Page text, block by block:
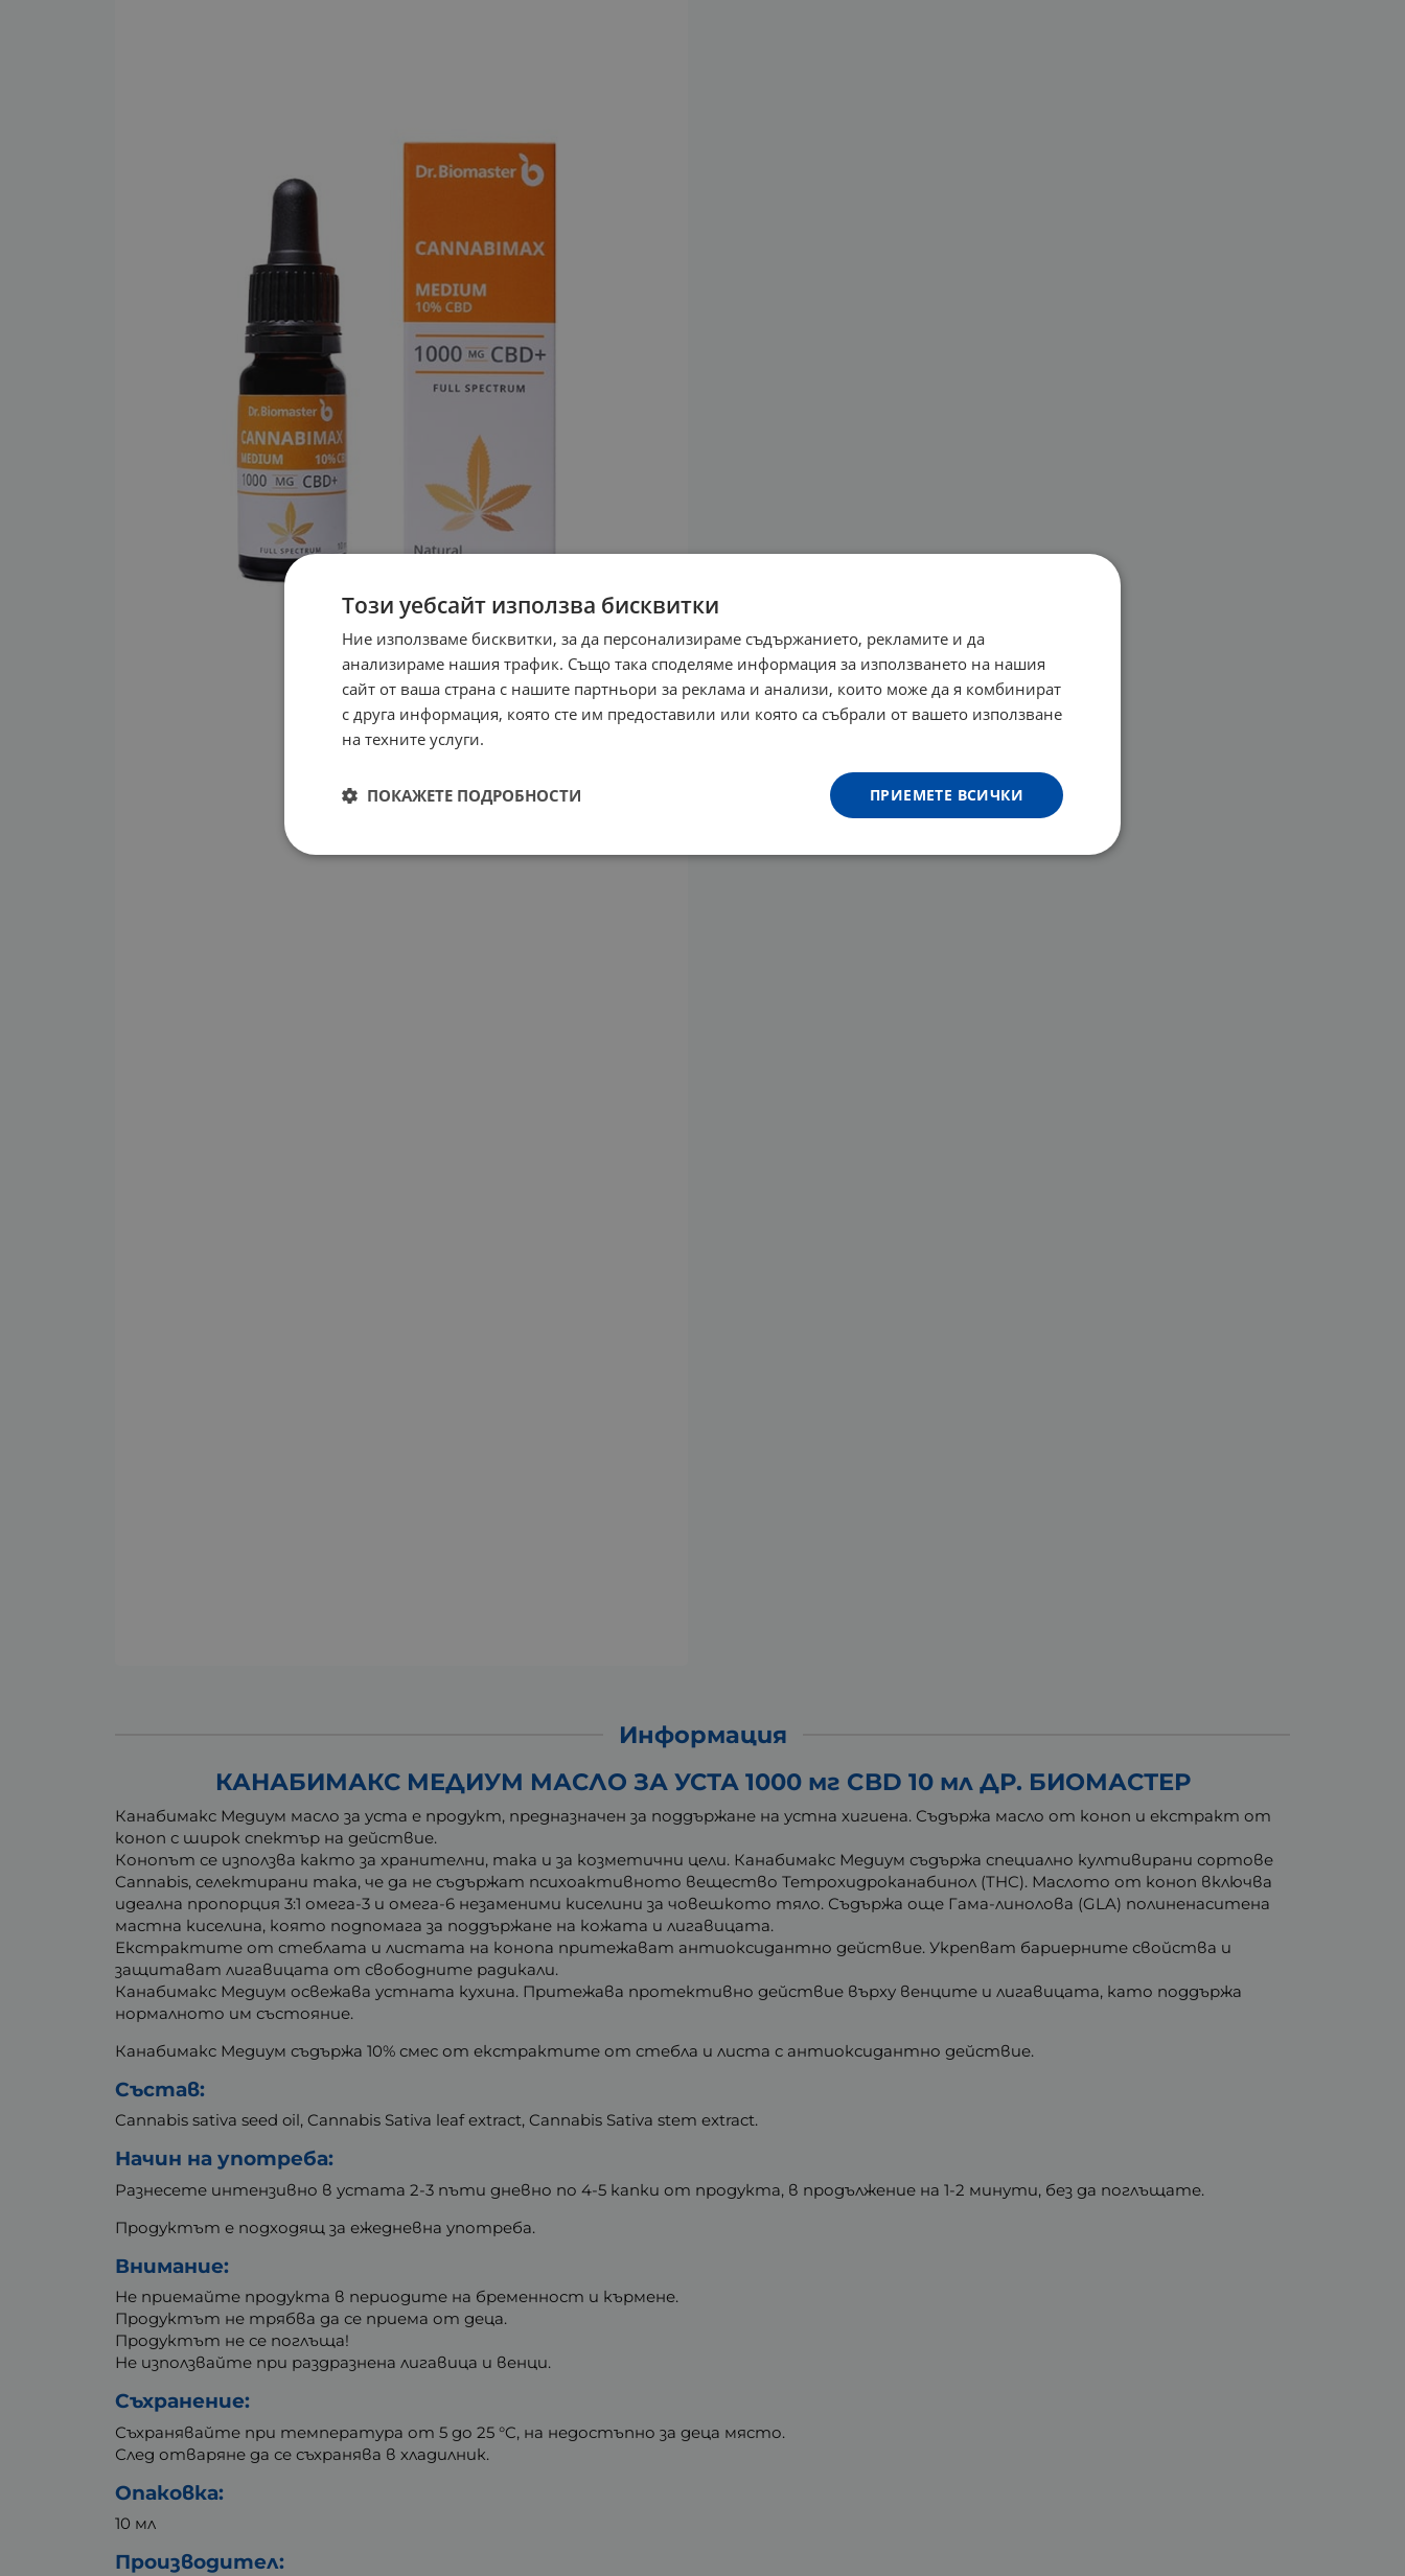
Информация
КАНАБИМАКС МЕДИУМ МАСЛО ЗА УСТА 1000 мг CBD 10 мл ДР. БИОМАСТЕР
Канабимакс Медиум масло за уста е продукт, предназначен за поддържане на устна хигиена. Съдържа масло от коноп и екстракт от
коноп с широк спектър на действие.
Конопът се използва както за хранителни, така и за козметични цели. Канабимакс Медиум съдържа специално култивирани сортове
Cannabis, селектирани така, че да не съдържат психоактивното вещество Тетрохидроканабинол (THC). Маслото от коноп включва
идеална пропорция 3:1 омега-3 и омега-6 незаменими киселини за човешкото тяло. Съдържа още Гама-линолова (GLA) полиненаситена
мастна киселина, която подпомага за поддържане на кожата и лигавицата.
Екстрактите от стеблата и листата на конопа притежават антиоксидантно действие. Укрепват бариерните свойства и
защитават лигавицата от свободните радикали.
Канабимакс Медиум освежава устната кухина. Притежава протективно действие върху венците и лигавицата, като поддържа
нормалното им състояние.
Канабимакс Медиум съдържа 10% смес от екстрактите от стебла и листа с антиоксидантно действие.
Състав:
Cannabis sativa seed oil, Cannabis Sativa leaf extract, Cannabis Sativa stem extract.
Начин на употреба:
Разнесете интензивно в устата 2-3 пъти дневно по 4-5 капки от продукта, в продължение на 1-2 минути, без да поглъщате.
Продуктът е подходящ за ежедневна употреба.
Внимание:
Не приемайте продукта в периодите на бременност и кърмене.
Продуктът не трябва да се приема от деца.
Продуктът не се поглъща!
Не използвайте при раздразнена лигавица и венци.
Съхранение:
Съхранявайте при температура от 5 до 25 °C, на недостъпно за деца място.
След отваряне да се съхранява в хладилник.
Опаковка:
10 мл
Производител:
Този уебсайт използва бисквитки
Ние използваме бисквитки, за да персонализираме съдържанието, рекламите и да
анализираме нашия трафик. Също така споделяме информация за използването на нашия
сайт от ваша страна с нашите партньори за реклама и анализи, които може да я комбинират
с друга информация, която сте им предоставили или която са събрали от вашето използване
на техните услуги.
ПРИЕМЕТЕ ВСИЧКИ
ПОКАЖЕТЕ ПОДРОБНОСТИ